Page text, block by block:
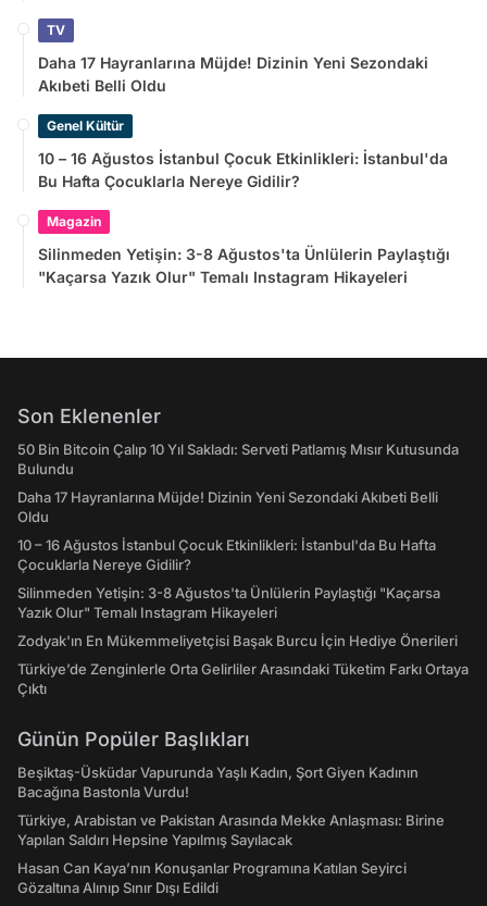
TV
Daha 17 Hayranlarına Müjde! Dizinin Yeni Sezondaki
Akıbeti Belli Oldu
Genel Kültür
10 – 16 Ağustos İstanbul Çocuk Etkinlikleri: İstanbul'da
Bu Hafta Çocuklarla Nereye Gidilir?
Magazin
Silinmeden Yetişin: 3-8 Ağustos'ta Ünlülerin Paylaştığı
"Kaçarsa Yazık Olur" Temalı Instagram Hikayeleri
Son Eklenenler
50 Bin Bitcoin Çalıp 10 Yıl Sakladı: Serveti Patlamış Mısır Kutusunda
Bulundu
Daha 17 Hayranlarına Müjde! Dizinin Yeni Sezondaki Akıbeti Belli
Oldu
10 – 16 Ağustos İstanbul Çocuk Etkinlikleri: İstanbul'da Bu Hafta
Çocuklarla Nereye Gidilir?
Silinmeden Yetişin: 3-8 Ağustos'ta Ünlülerin Paylaştığı "Kaçarsa
Yazık Olur" Temalı Instagram Hikayeleri
Zodyak'ın En Mükemmeliyetçisi Başak Burcu İçin Hediye Önerileri
Türkiye’de Zenginlerle Orta Gelirliler Arasındaki Tüketim Farkı Ortaya
Çıktı
Günün Popüler Başlıkları
Beşiktaş-Üsküdar Vapurunda Yaşlı Kadın, Şort Giyen Kadının
Bacağına Bastonla Vurdu!
Türkiye, Arabistan ve Pakistan Arasında Mekke Anlaşması: Birine
Yapılan Saldırı Hepsine Yapılmış Sayılacak
Hasan Can Kaya’nın Konuşanlar Programına Katılan Seyirci
Gözaltına Alınıp Sınır Dışı Edildi